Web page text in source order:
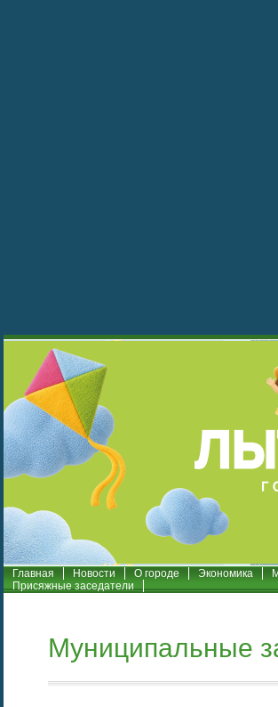
Главная Новости О городе Экономика
Присяжные заседатели
Муниципальные